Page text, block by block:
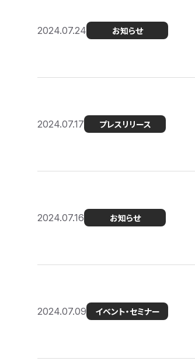
2024.07.24 お知らせ
2024.07.17 プレスリリース
2024.07.16 お知らせ
2024.07.09 イベント・セミナー